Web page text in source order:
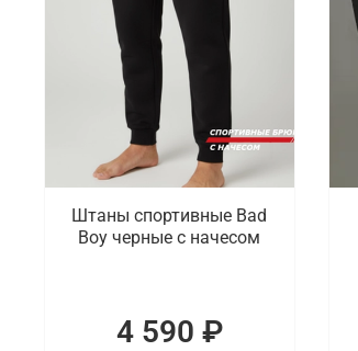
Штаны спортивные Bad
Boy черные с начесом
4 590 ₽